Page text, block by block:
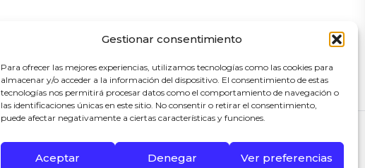
Gestionar consentimiento
Para ofrecer las mejores experiencias, utilizamos tecnologías como las cookies para
almacenar y/o acceder a la información del dispositivo. El consentimiento de estas
tecnologías nos permitirá procesar datos como el comportamiento de navegación o
las identificaciones únicas en este sitio. No consentir o retirar el consentimiento,
puede afectar negativamente a ciertas características y funciones.
Aceptar Denegar Ver preferencias